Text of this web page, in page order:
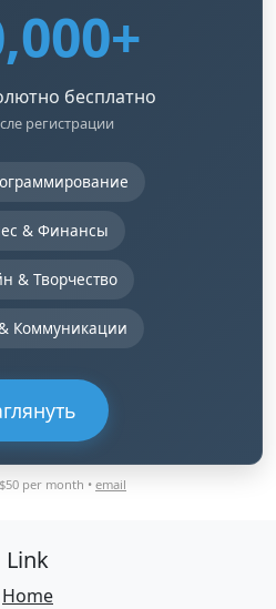
бесплатно
регистрации
& Финансы
& Творчество
Коммуникации
per month •email
Link
Home